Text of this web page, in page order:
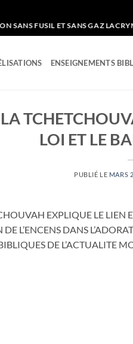
FUSIL ET SANS GAZ
ENSEIGNEMENTS
LOI ET LE
PUBLIÉ LE MARS
EXPLIQUE LE LIEN
DE L’ENCENS DANS
DE L’ACTUALITE